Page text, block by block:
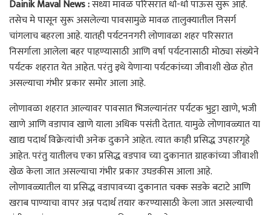
Dainik Maval News :सध्या मावळ परिसरात धो-धो पाऊस सुरू आहे.
तसेच मे पासून सुरू असलेल्या पावसामुळे मावळ तालुक्यातील निसर्ग
चांगलाच बहरला आहे. यातही पर्यटननगरी लोणावळा शहर परिसरात
निसर्गाला आलेला बहर पाहण्यासाठी आणि वर्षा पर्यटनासाठी मोठ्या संख्येने
पर्यटक शहरात येत आहेत. परंतु इथे येणाऱ्या पर्यटकांच्या जीवाशी खेळ होत
असल्याचा गंभीर प्रकार समोर आला आहे.
लोणावळा शहरात आल्यावर पावसात भिजल्यानंतर पर्यटक भुट्टा खाणे, भजी
खाणे आणि वडापाव खाणे याला अधिक पसंती देतात. यामुळे लोणावळ्यात या
खाद्य पदार्थ विक्रेत्यांची अनेक दुकाने आहेत. त्यात काही प्रसिद्ध उपहारगृहे
आहेत. परंतु यातीलच एका प्रसिद्ध वडपाव च्या दुकानात ग्राहकांच्या जीवाशी
खेळ केला जात असल्याचा गंभीर प्रकार उघडकीस आला आहे.
लोणावळ्यातील या प्रसिद्ध वडापावच्या दुकानात चक्क सडके बटाटे आणि
खराब पाण्याचा वापर अन्न पदार्थ तयार करण्यासाठी केला जात असल्याची